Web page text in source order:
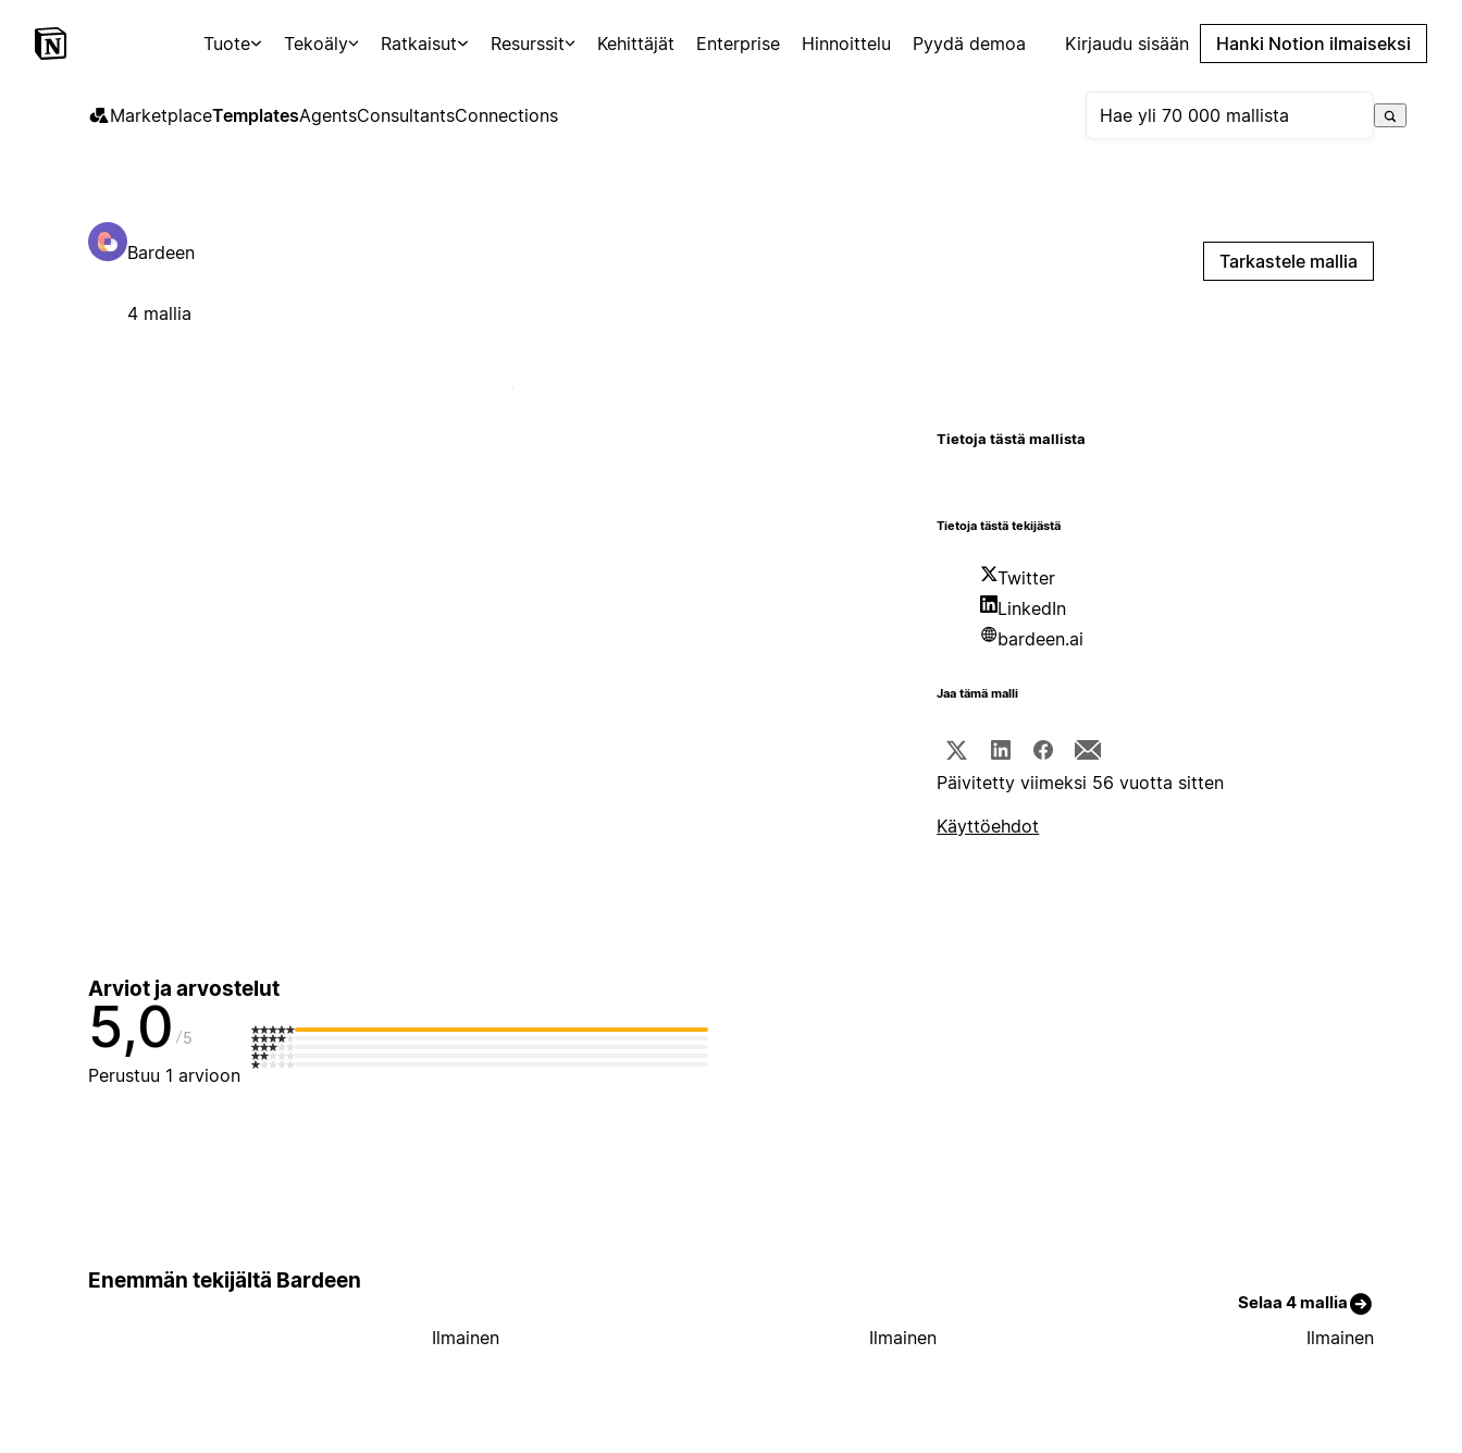
Tuote Tekoäly Ratkaisut Resurssit Kehittäjät Enterprise Hinnoittelu Pyydä demoa Kirjaudu sisään Hanki Notion ilmaiseksi
MarketplaceTemplatesAgentsConsultantsConnections
Bardeen
4 mallia
Tarkastele mallia
Tietoja tästä mallista
Tietoja tästä tekijästä
Twitter
LinkedIn
bardeen.ai
Jaa tämä malli
Päivitetty viimeksi 56 vuotta sitten
Käyttöehdot
Arviot ja arvostelut
5,0 5
Perustuu 1 arvioon
Enemmän tekijältä Bardeen
Selaa 4 mallia
Ilmainen Ilmainen Ilmainen